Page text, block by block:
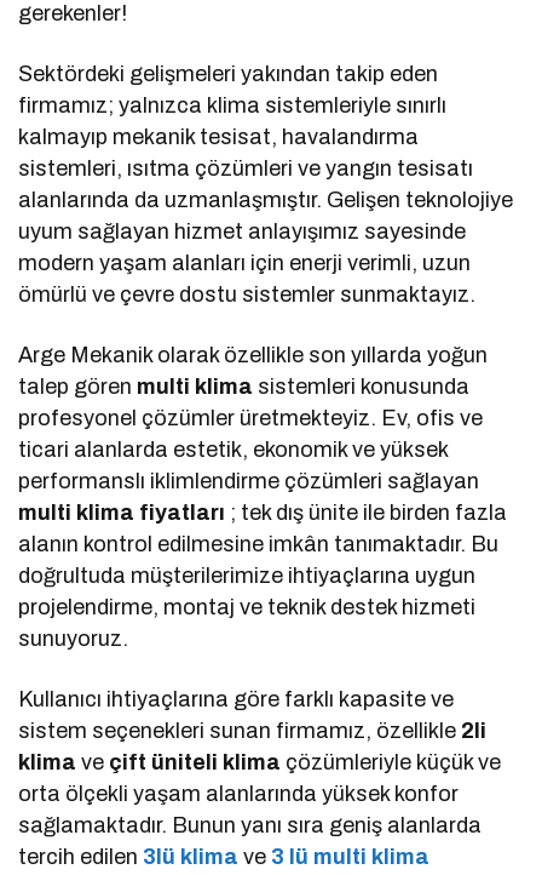
gerekenler!
Sektördeki gelişmeleri yakından takip eden
firmamız; yalnızca klima sistemleriyle sınırlı
kalmayıp mekanik tesisat, havalandırma
sistemleri, ısıtma çözümleri ve yangın tesisatı
alanlarında da uzmanlaşmıştır. Gelişen teknolojiye
uyum sağlayan hizmet anlayışımız sayesinde
modern yaşam alanları için enerji verimli, uzun
ömürlü ve çevre dostu sistemler sunmaktayız.
Arge Mekanik olarak özellikle son yıllarda yoğun
talep gören multi klima sistemleri konusunda
profesyonel çözümler üretmekteyiz. Ev, ofis ve
ticari alanlarda estetik, ekonomik ve yüksek
performanslı iklimlendirme çözümleri sağlayan
multi klima fiyatları ; tek dış ünite ile birden fazla
alanın kontrol edilmesine imkân tanımaktadır. Bu
doğrultuda müşterilerimize ihtiyaçlarına uygun
projelendirme, montaj ve teknik destek hizmeti
sunuyoruz.
Kullanıcı ihtiyaçlarına göre farklı kapasite ve
sistem seçenekleri sunan firmamız, özellikle 2li
klima ve çift üniteli klima çözümleriyle küçük ve
orta ölçekli yaşam alanlarında yüksek konfor
sağlamaktadır. Bunun yanı sıra geniş alanlarda
tercih edilen 3lü klima ve 3 lü multi klima